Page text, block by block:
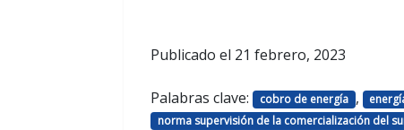
Publicado el 21 febrero, 2023
Palabras clave: cobro de energía ,
norma supervisión de la comercialización del